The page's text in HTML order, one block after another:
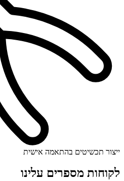
ייצור תכשיטים בהתאמה אישית
לקוחות מספרים עלינו